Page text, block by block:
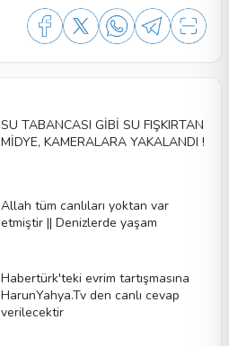
SU TABANCASI GİBİ SU FIŞKIRTAN
MİDYE, KAMERALARA YAKALANDI !
Allah tüm canlıları yoktan var
etmiştir || Denizlerde yaşam
Habertürk'teki evrim tartışmasına
HarunYahya.Tv den canlı cevap
verilecektir